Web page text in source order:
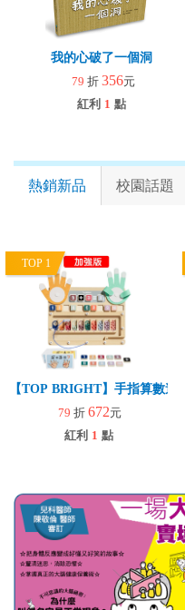
我的心破了一個洞
79 折 356元
紅利 1 點
熱銷新品 校園話題
TOP 1
【TOP BRIGHT】手指算數
79 折 672元
紅利 1 點